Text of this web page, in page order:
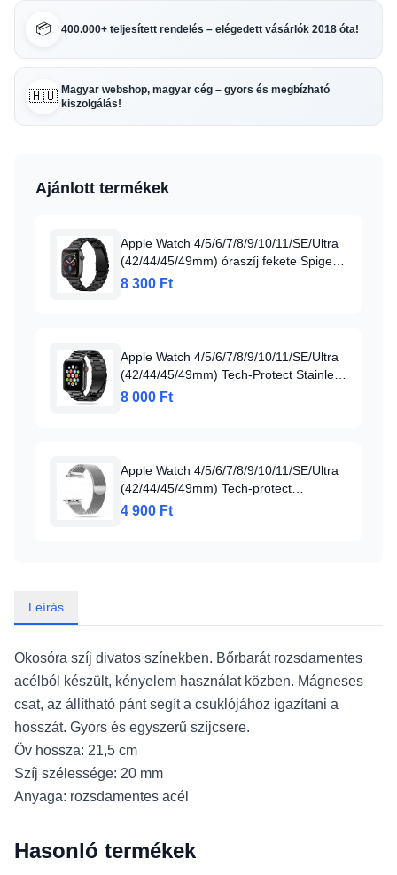
📦 400.000+ teljesített rendelés – elégedett vásárlók 2018 óta!
🇭🇺 Magyar webshop, magyar cég – gyors és megbízható
kiszolgálás!
Ajánlott termékek
Apple Watch 4/5/6/7/8/9/10/11/SE/Ultra
(42/44/45/49mm) óraszíj fekete Spigen
Modern Fit (062MP25403)
8 300 Ft
Apple Watch 4/5/6/7/8/9/10/11/SE/Ultra
(42/44/45/49mm) Tech-Protect Stainless
Óraszíj Fekete
8 000 Ft
Apple Watch 4/5/6/7/8/9/10/11/SE/Ultra
(42/44/45/49mm) Tech-protect
Milaneseband Óraszíj Ezüst
4 900 Ft
Leírás
Okosóra szíj divatos színekben. Bőrbarát rozsdamentes
acélból készült, kényelem használat közben. Mágneses
csat, az állítható pánt segít a csuklójához igazítani a
hosszát. Gyors és egyszerű szíjcsere.
Öv hossza: 21,5 cm
Szíj szélessége: 20 mm
Anyaga: rozsdamentes acél
Hasonló termékek